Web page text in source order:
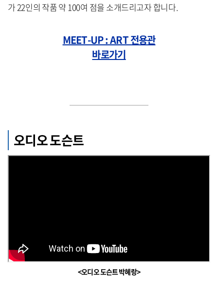
가 22인의 작품 약 100여 점을 소개드리고자 합니다.
MEET-UP : ART 전용관
바로가기
오디오 도슨트
<오디오 도슨트 박혜랑>